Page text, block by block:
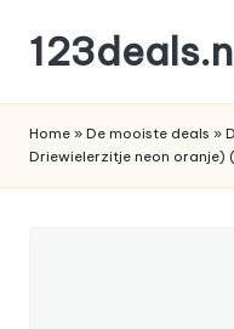
de
inhoud
deals
Home » De mooiste deals »
Driewielerzitje neon oranje)